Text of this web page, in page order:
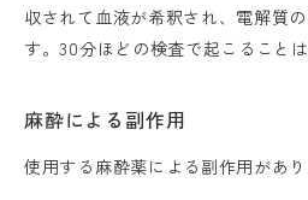
収されて血液が希釈され、電解質
す。30分ほどの検査で起こること
麻酔による副作用
使用する麻酔薬による副作用があり